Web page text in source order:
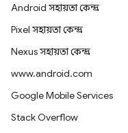
Android সহায়তা কেন্দ্র
Pixel সহায়তা কেন্দ্র
Nexus সহায়তা কেন্দ্র
www.android.com
Google Mobile Services
Stack Overflow